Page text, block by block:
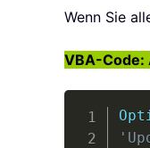
Wenn Sie
VBA-Code: